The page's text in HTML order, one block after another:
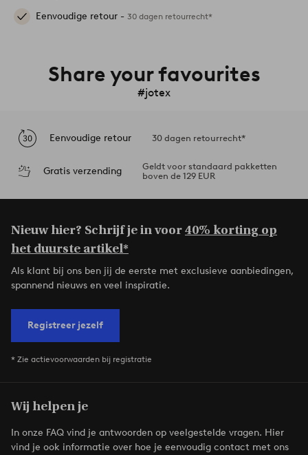
Eenvoudige retour - 30 dagen retourrecht*
Share your favourites
#jotex
Eenvoudige retour 30 dagen retourrecht*
Gratis verzending
Geldt voor standaard pakketten
boven de 129 EUR
Nieuw hier? Schrijf je in voor40% korting op
het duurste artikel*
Als klant bij ons ben jij de eerste met exclusieve aanbiedingen,
spannend nieuws en veel inspiratie.
Registreer jezelf
* Zie actievoorwaarden bij registratie
Wij helpen je
In onze FAQ vind je antwoorden op veelgestelde vragen. Hier
vind je ook informatie over hoe je eenvoudig contact met ons